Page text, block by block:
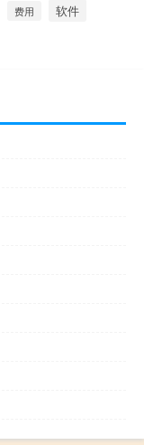
费用 软件